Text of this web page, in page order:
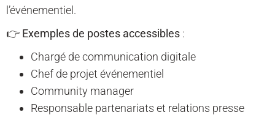
l’événementiel.
👉 Exemples de postes accessibles :
Chargé de communication digitale
Chef de projet événementiel
Community manager
Responsable partenariats et relations presse